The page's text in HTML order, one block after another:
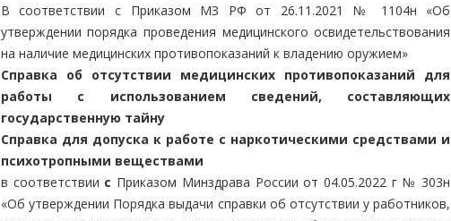
В соответствии с Приказом МЗ РФ от 26.11.2021 № 1104н «Об
утверждении порядка проведения медицинского освидетельствования
на наличие медицинских противопоказаний к владению оружием»
Справка об отсутствии медицинских противопоказаний для
работы с использованием сведений, составляющих
государственную тайну
Справка для допуска к работе с наркотическими средствами и
психотропными веществами
в соответствии с Приказом Минздрава России от 04.05.2022 г № 303н
«Об утверждении Порядка выдачи справки об отсутствии у работников,